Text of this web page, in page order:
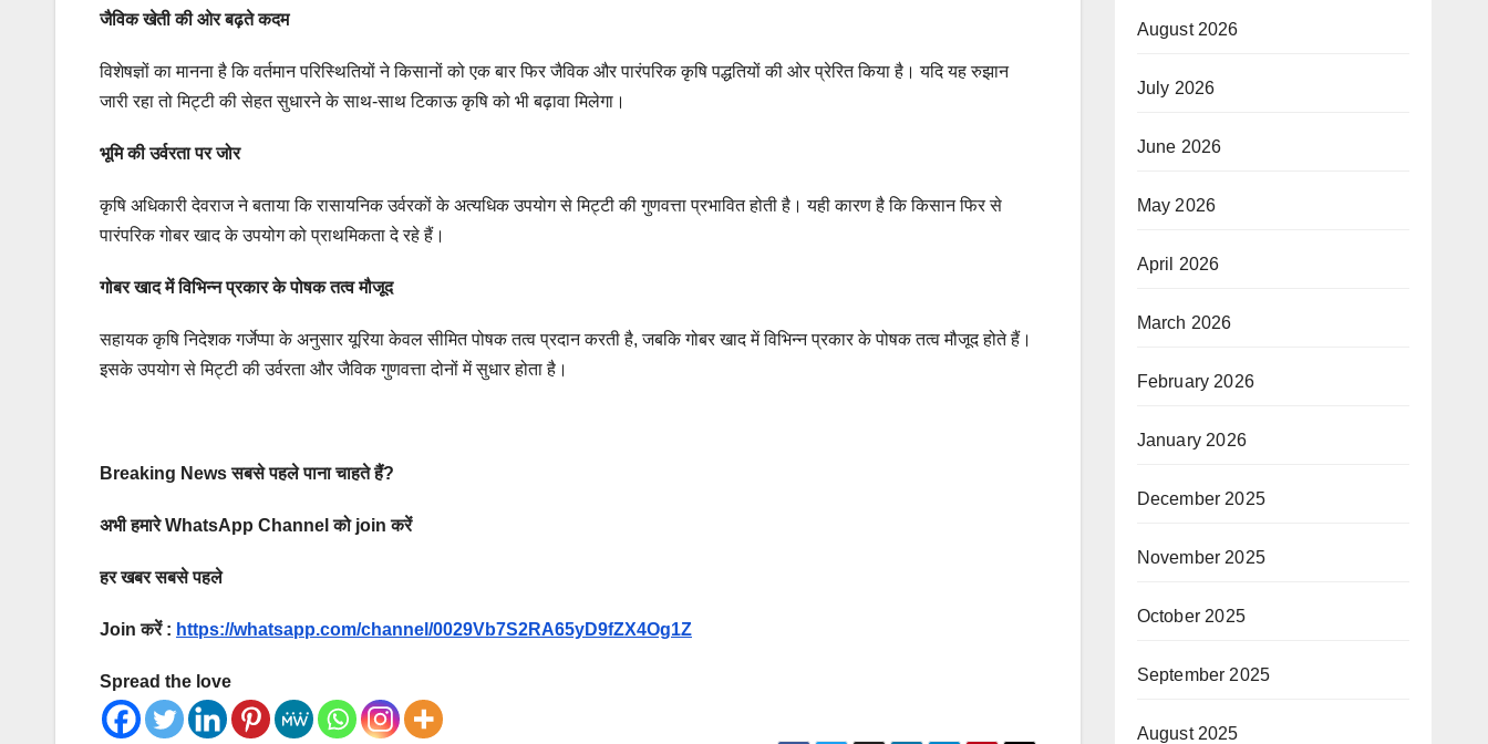
जैविक खेती की ओर बढ़ते कदम
विशेषज्ञों का मानना है कि वर्तमान परिस्थितियों ने किसानों को एक बार फिर जैविक और पारंपरिक कृषि पद्धतियों की ओर प्रेरित किया है। यदि यह रुझान
जारी रहा तो मिट्टी की सेहत सुधारने के साथ-साथ टिकाऊ कृषि को भी बढ़ावा मिलेगा।
भूमि की उर्वरता पर जोर
कृषि अधिकारी देवराज ने बताया कि रासायनिक उर्वरकों के अत्यधिक उपयोग से मिट्टी की गुणवत्ता प्रभावित होती है। यही कारण है कि किसान फिर से
पारंपरिक गोबर खाद के उपयोग को प्राथमिकता दे रहे हैं।
गोबर खाद में विभिन्न प्रकार के पोषक तत्व मौजूद
सहायक कृषि निदेशक गर्जेप्पा के अनुसार यूरिया केवल सीमित पोषक तत्व प्रदान करती है, जबकि गोबर खाद में विभिन्न प्रकार के पोषक तत्व मौजूद होते हैं।
इसके उपयोग से मिट्टी की उर्वरता और जैविक गुणवत्ता दोनों में सुधार होता है।
Breaking News सबसे पहले पाना चाहते हैं?
अभी हमारे WhatsApp Channel को join करें
हर खबर सबसे पहले
Join करें : https://whatsapp.com/channel/0029Vb7S2RA65yD9fZX4Og1Z
Spread the love
August 2026
July 2026
June 2026
May 2026
April 2026
March 2026
February 2026
January 2026
December 2025
November 2025
October 2025
September 2025
August 2025